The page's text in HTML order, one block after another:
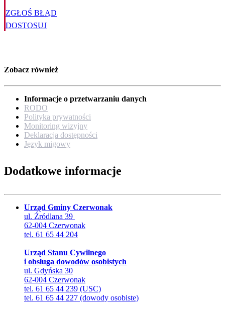
ZGŁOŚ BŁĄD
DOSTOSUJ
Zobacz również
Informacje o przetwarzaniu danych
RODO
Polityka prywatności
Monitoring wizyjny
Deklaracja dostępności
Język migowy
Dodatkowe informacje
Urząd Gminy Czerwonak
ul. Źródlana 39
62-004 Czerwonak
tel. 61 65 44 204
Urząd Stanu Cywilnego
i obsługa dowodów osobistych
ul. Gdyńska 30
62-004 Czerwonak
tel. 61 65 44 239 (USC)
tel. 61 65 44 227 (dowody osobiste)